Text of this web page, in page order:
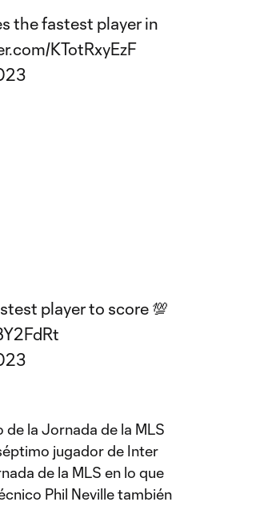
the fastest player in
KTotRxyEzF
player to score 💯
la Jornada de la MLS
jugador de Inter
de la MLS en lo que
Phil Neville también